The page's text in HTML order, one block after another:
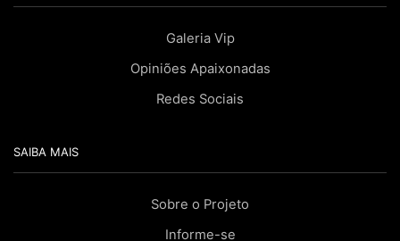
Galeria Vip
Opiniões Apaixonadas
Redes Sociais
SAIBA MAIS
Sobre o Projeto
Informe-se